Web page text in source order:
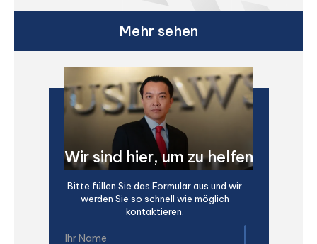
Mehr sehen
Wir sind hier, um zu helfen
Bitte füllen Sie das Formular aus und wir
werden Sie so schnell wie möglich
kontaktieren.